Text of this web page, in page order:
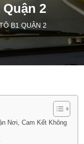
2
B1 QUẬN 2
Nơi, Cam Kết Không